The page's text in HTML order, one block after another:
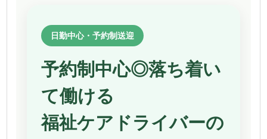
日勤中心・予約制送迎
予約制中心◎落ち着い
て働ける
福祉ケアドライバーの